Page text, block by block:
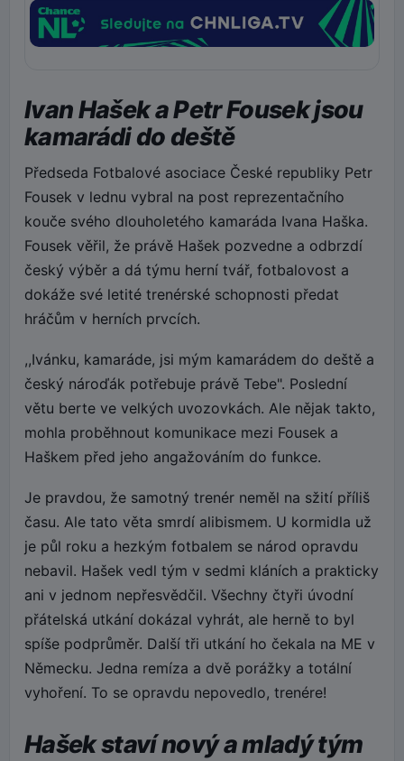
Ivan Hašek a Petr Fousek jsou
kamarádi do deště
Předseda Fotbalové asociace České republiky Petr
Fousek v lednu vybral na post reprezentačního
kouče svého dlouholetého kamaráda Ivana Haška.
Fousek věřil, že právě Hašek pozvedne a odbrzdí
český výběr a dá týmu herní tvář, fotbalovost a
dokáže své letité trenérské schopnosti předat
hráčům v herních prvcích.
,,Ivánku, kamaráde, jsi mým kamarádem do deště a
český nároďák potřebuje právě Tebe". Poslední
větu berte ve velkých uvozovkách. Ale nějak takto,
mohla proběhnout komunikace mezi Fousek a
Haškem před jeho angažováním do funkce.
Je pravdou, že samotný trenér neměl na sžití příliš
času. Ale tato věta smrdí alibismem. U kormidla už
je půl roku a hezkým fotbalem se národ opravdu
nebavil. Hašek vedl tým v sedmi kláních a prakticky
ani v jednom nepřesvědčil. Všechny čtyři úvodní
přátelská utkání dokázal vyhrát, ale herně to byl
spíše podprůměr. Další tři utkání ho čekala na ME v
Německu. Jedna remíza a dvě porážky a totální
vyhoření. To se opravdu nepovedlo, trenére!
Hašek staví nový a mladý tým